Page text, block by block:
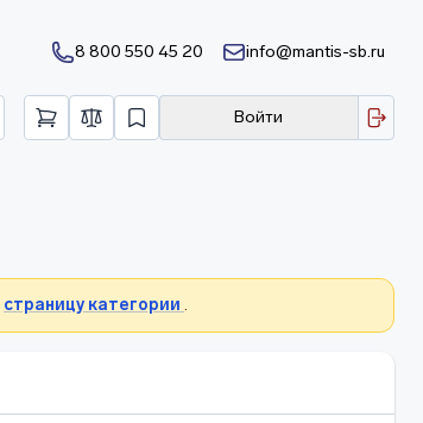
8 800 550 45 20 info@mantis-sb.ru
Войти
страницу категории .